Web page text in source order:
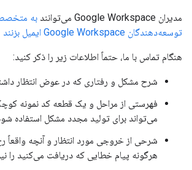
مدیران Google Workspace می‌توانند
به
توسعه‌دهندگان Google Workspace ایمیل بزنند
هنگام تماس با ما، حتماً اطلاعات زیر را ذکر کنید:
شرح مشکل و رفتاری که در عوض انتظار
فهرستی از مراحل و یک قطعه کد نمونه
می‌تواند برای تولید مجدد مشکل استفاده
شرحی از خروجی مورد انتظار و آنچه واقعاً
هرگونه پیام خطایی که دریافت می‌کنید را